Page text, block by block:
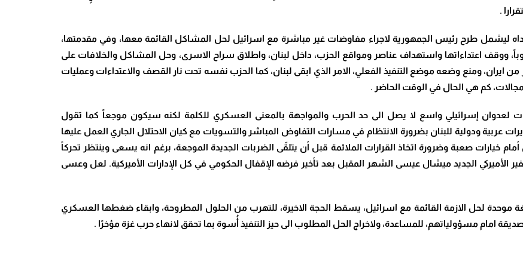
.
ليشمل طرح رئيس الجمهورية لاجراء مفاوضات غير مباشرة مع اسرائيل لحل المشاكل القائمة معها، وفي مقدمتها،
ووقف اعتداءاتها واستهداف عناصر ومواقع الحزب، داخل لبنان، واطلاق سراح الاسرى، وحل المشاكل والخلافات على
من ايران، ومنع وضعه موضع التنفيذ الفعلي، الامر الذي ابقى لبنان، كما الحزب نفسه تحت نار القصف والاعتداءات وعمليات
كم هي الحال في الوقت الحاضر .
لعدوان إسرائيلي واسع لا يصل الى حد الحرب والمواجهة بالمعنى العسكري للكلمة لكنه سيكون موجعاً كما تقول
عربية ودولية للبنان بضرورة الانتظام في مسارات التفاوض المباشر والتسويات مع كيان الاحتلال الجاري العمل عليها
خيارات صعبة وضرورة اتخاذ القرارات الملائمة قبل أن يتلقّى الضربات الجديدة الموجعة، برغم انه يسعى وينتظر تحركاً
الأميركي الجديد ميشال عيسى الشهر المقبل بعد تأخير فرضه الإقفال الحكومي في كل الإدارات الأميركية. لعل وعسى
موحدة لحل الازمة القائمة مع اسرائيل، يسقط الحجة الاخيرة، للتهرب من الحلول المطروحة، وابقاء ضغطها العسكري
امام مسؤولياتهم، للمساعدة، ولاخراج الحل المطلوب الى حيز التنفيذ أُسوة بما تحقق لانهاء حرب غزة مؤخرًا .